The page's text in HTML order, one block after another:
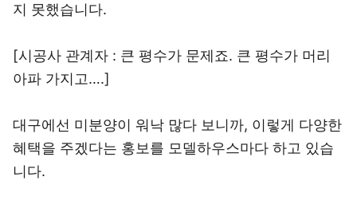
지 못했습니다.
[시공사 관계자 : 큰 평수가 문제죠. 큰 평수가 머리
아파 가지고….]
대구에선 미분양이 워낙 많다 보니까, 이렇게 다양한
혜택을 주겠다는 홍보를 모델하우스마다 하고 있습
니다.